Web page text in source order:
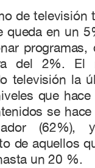
de televisión
queda en un
del 2%. El
televisión la
que
se
de aquellos
un 20 %.